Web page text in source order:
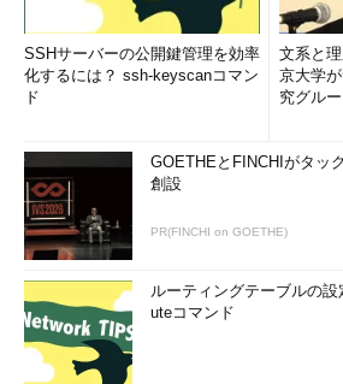
SSHサーバーの公開鍵管理を効率
化するには？ ssh-keyscanコマン
ド
文系と
京大学
究グル
GOETHEとFINCHIがタッ
創設
PR(FINCHI on GOETHE)
ルーティングテーブルの
uteコマンド